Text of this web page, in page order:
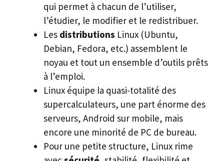
qui permet à chacun de l’utiliser,
l’étudier, le modifier et le redistribuer.
Les distributions Linux (Ubuntu,
Debian, Fedora, etc.) assemblent le
noyau et tout un ensemble d’outils prêts
à l’emploi.
Linux équipe la quasi-totalité des
supercalculateurs, une part énorme des
serveurs, Android sur mobile, mais
encore une minorité de PC de bureau.
Pour une petite structure, Linux rime